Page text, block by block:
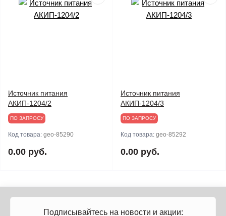
Источник питания
АКИП-1204/2
ПО ЗАПРОСУ
Код товара: geo-85290
0.00 руб.
Источник питания
АКИП-1204/3
ПО ЗАПРОСУ
Код товара: geo-85292
0.00 руб.
Подписывайтесь на новости и акции: